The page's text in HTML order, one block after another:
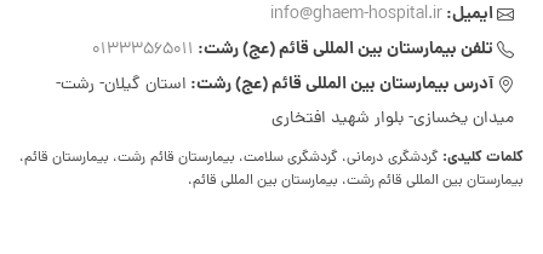
ایمیل:info@ghaem-hospital.ir
تلفن بیمارستان بین المللی قائم (عج) رشت: 01333565011
آدرس بیمارستان بین المللی قائم (عج) رشت: استان گیلان- رشت-
میدان یخسازی- بلوار شهید افتخاری
کلمات کلیدی: گردشگری درمانی، گردشگری سلامت، بیمارستان قائم رشت، بیمارستان قائم،
بیمارستان بین المللی قائم رشت، بیمارستان بین المللی قائم،